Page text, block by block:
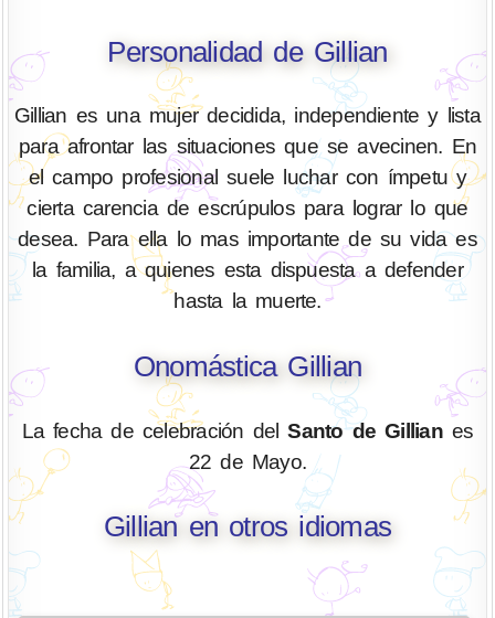
Personalidad de Gillian
Gillian es una mujer decidida, independiente y lista
para afrontar las situaciones que se avecinen. En
el campo profesional suele luchar con ímpetu y
cierta carencia de escrúpulos para lograr lo que
desea. Para ella lo mas importante de su vida es
la familia, a quienes esta dispuesta a defender
hasta la muerte.
Onomástica Gillian
La fecha de celebración delSanto de Gillianes
22 de Mayo.
Gillian en otros idiomas